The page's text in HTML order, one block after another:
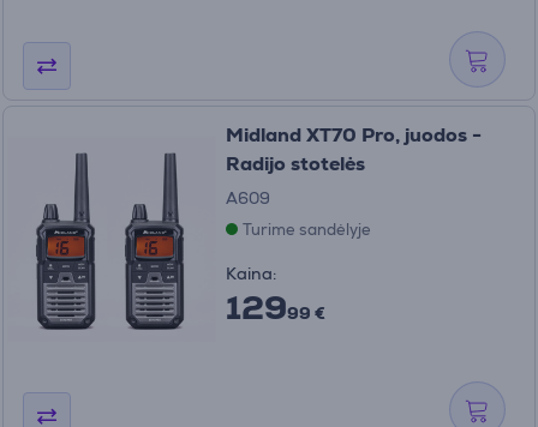
Midland XT70 Pro, juodos -
Radijo stotelės
A609
Turime sandėlyje
Kaina:
12999 €